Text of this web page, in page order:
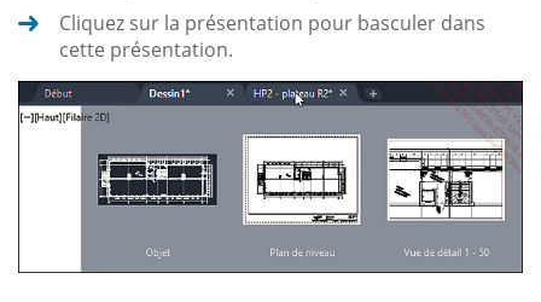
Cliquez sur la présentation pour basculer dans
cette présentation.